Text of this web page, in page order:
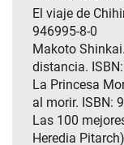
El viaje de
946995-8-0
Makoto
distancia.
La Princesa
al morir. ISBN:
Las 100
Heredia